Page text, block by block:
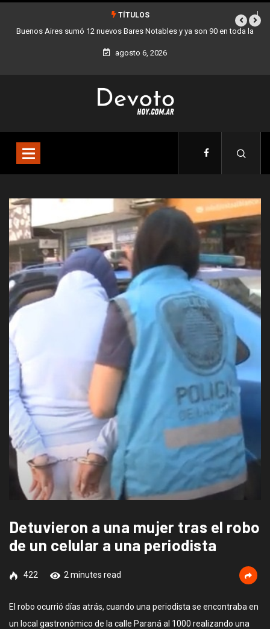
TÍTULOS
la Los stands móviles de la Ciudad llegan esta semana a Villa
agosto 6, 2026
Detuvieron a una mujer tras el robo
de un celular a una periodista
422 2 minutes read
El robo ocurrió días atrás, cuando una periodista se encontraba en
un local gastronómico de la calle Paraná al 1000 realizando una